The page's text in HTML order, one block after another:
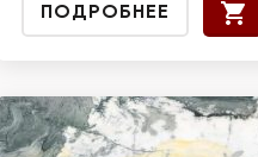
ПОДРОБНЕЕ